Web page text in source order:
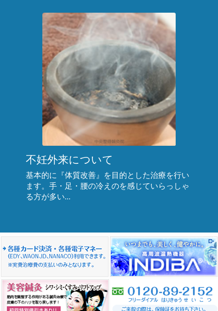
不妊外来について
基本的に『体質改善』を目的とした治療を行い
ます。手・足・腰の冷えのを感じていらっしゃ
る方が多い...